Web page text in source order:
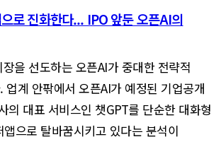
로 진화한다... IPO 앞둔 오픈AI의
을 선도하는 오픈AI가 중대한 전략적
업계 안팎에서 오픈AI가 예정된 기업공개
의 대표 서비스인 챗GPT를 단순한 대화형
으로 탈바꿈시키고 있다는 분석이